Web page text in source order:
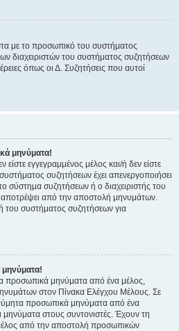
με το προσωπικό του συστήματος
διαχειριστών του συστήματος συζητήσεων
όπως οι Δ. Συζητήσεις που αυτοί
μηνύματα!
είστε εγγεγραμμένος μέλος και/ή δεν είστε
συζητήσεων έχει απενεργοποιήσει
σύστημα συζητήσεων ή ο διαχειριστής του
από την αποστολή μηνυμάτων.
του συστήματος συζητήσεων για
μηνύματα!
προσωπικά μηνύματα από ένα μέλος,
στον Πίνακα Ελέγχου Μέλους. Σε
προσωπικά μηνύματα από ένα
μηνύματα στους συντονιστές. Έχουν τη
από την αποστολή προσωπικών